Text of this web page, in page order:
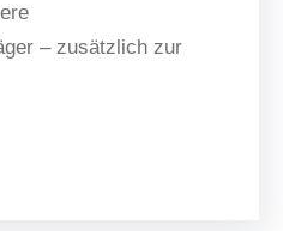
– zusätzlich zur